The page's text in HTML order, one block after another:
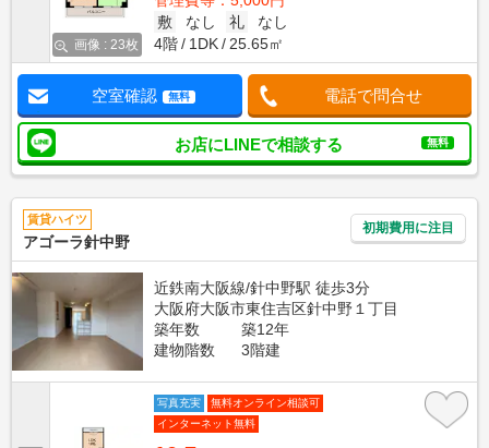
画像 : 23枚
敷
なし 礼
なし
4階
1DK 25.65㎡
空室確認 無料 電話で問合せ
お店にLINEで相談する 無料
賃貸ハイツ
アゴーラ針中野
初期費用に注目
近鉄南大阪線/針中野駅 徒歩3分
大阪府大阪市東住吉区針中野１丁目
築年数
築12年
建物階数
3階建
写真充実
無料オンライン相談可
インターネット無料